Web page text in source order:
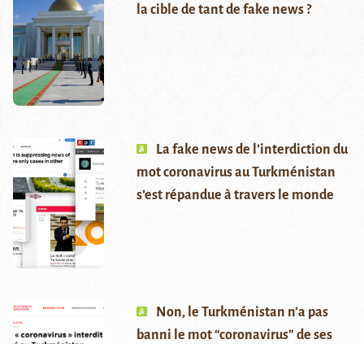
la cible de tant de fake news ?
La fake news de l’interdiction du
mot coronavirus au Turkménistan
s’est répandue à travers le monde
Non, le Turkménistan n’a pas
banni le mot “coronavirus” de ses